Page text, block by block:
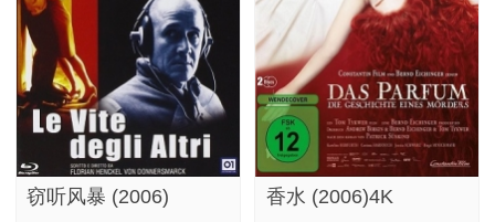
窃听风暴 (2006) 香水 (2006)4K